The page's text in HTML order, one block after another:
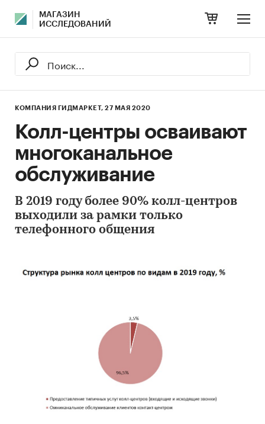
МАГАЗИН
ИССЛЕДОВАНИЙ
КОМПАНИЯ ГИДМАРКЕТ, 27 МАЯ 2020
Колл-центры осваивают
многоканальное
обслуживание
В 2019 году более 90% колл-центров
выходили за рамки только
телефонного общения